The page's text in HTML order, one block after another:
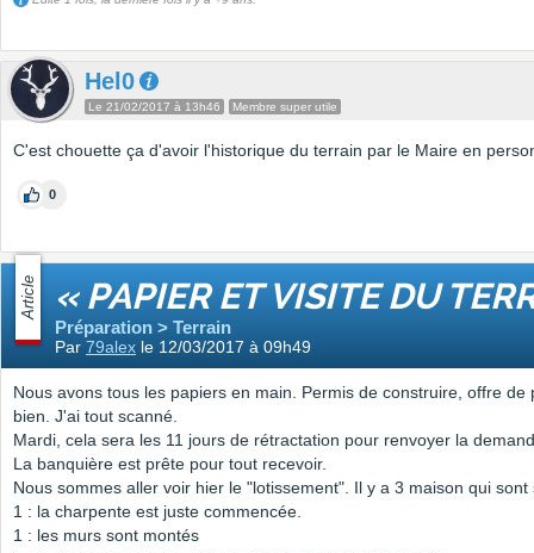
Hel0
Le 21/02/2017 à 13h46 Membre super utile
C'est chouette ça d'avoir l'historique du terrain par le Maire en
0
Article « PAPIER ET VISITE DU
Préparation > Terrain
Par 79alex le 12/03/2017 à 09h49
Nous avons tous les papiers en main. Permis de construire, offre de
bien. J'ai tout scanné.
Mardi, cela sera les 11 jours de rétractation pour renvoyer la
La banquière est prête pour tout recevoir.
Nous sommes aller voir hier le "lotissement". Il y a 3 maison qui
1 : la charpente est juste commencée.
1 : les murs sont montés